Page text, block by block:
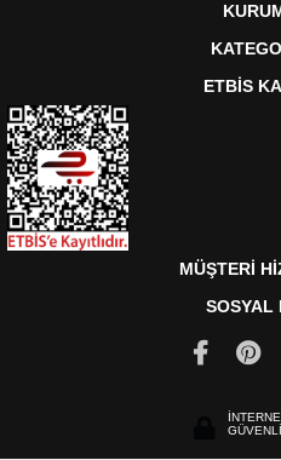
ETBİS
MÜŞTERİ
SOSYAL